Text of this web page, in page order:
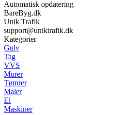
Automatisk opdatering
BareByg.dk
Unik Trafik
support@uniktrafik.dk
Kategorier
Gulv
Tag
VVS
Murer
Tømrer
Maler
El
Maskiner